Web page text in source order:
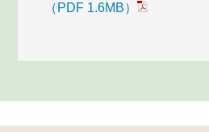
（PDF 1.6MB）